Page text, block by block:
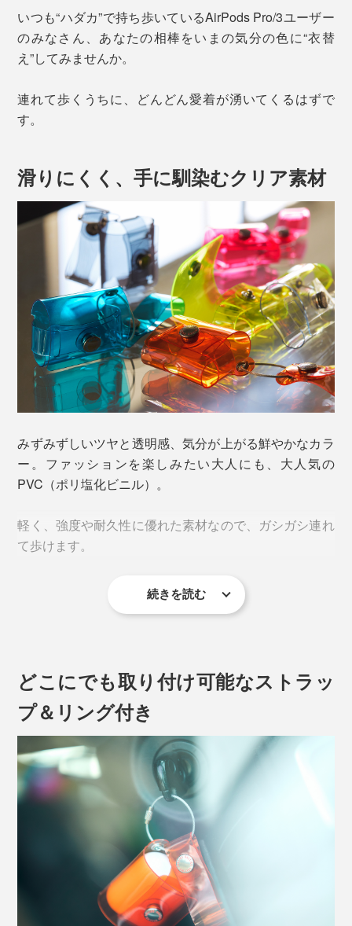
いつも“ハダカ”で持ち歩いているAirPods Pro/3ユーザー
のみなさん、あなたの相棒をいまの気分の色に“衣替
え”してみませんか。
連れて歩くうちに、どんどん愛着が湧いてくるはずで
す。
滑りにくく、手に馴染むクリア素材
みずみずしいツヤと透明感、気分が上がる鮮やかなカラ
ー。ファッションを楽しみたい大人にも、大人気の
PVC（ポリ塩化ビニル）。
軽く、強度や耐久性に優れた素材なので、ガシガシ連れ
て歩けます。
滑りにくく手馴染みのいい質感で、バッグやポケットか
らAirPodsを取り出す際に、うっかり手を滑らせての落
下も防げます。
続きを読む
どこにでも取り付け可能なストラッ
プ＆リング付き